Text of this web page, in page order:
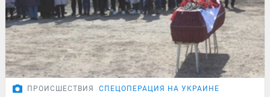
ПРОИСШЕСТВИЯ СПЕЦОПЕРАЦИЯ НА УКРАИНЕ